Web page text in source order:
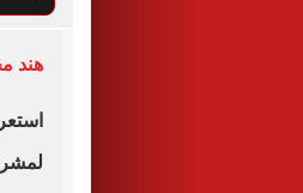
هند